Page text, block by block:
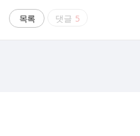
시
간
목록 댓글 5